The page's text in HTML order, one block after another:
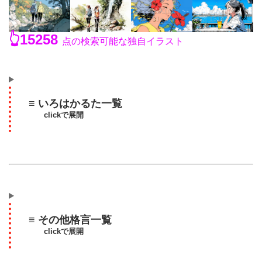
👆15258 点の検索可能な独自イラスト
≡ いろはかるた一覧
clickで展開
≡ その他格言一覧
clickで展開